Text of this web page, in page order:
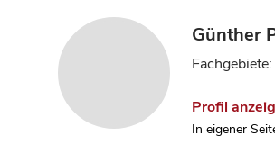
Günther
Profil
In eigener